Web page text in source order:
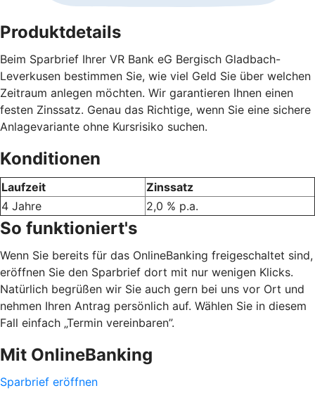
Produktdetails
Beim Sparbrief Ihrer VR Bank eG Bergisch Gladbach-
Leverkusen bestimmen Sie, wie viel Geld Sie über welchen
Zeitraum anlegen möchten. Wir garantieren Ihnen einen
festen Zinssatz. Genau das Richtige, wenn Sie eine sichere
Anlagevariante ohne Kursrisiko suchen.
Konditionen
Laufzeit
Zinssatz
4 Jahre
2,0 % p.a.
So funktioniert's
Wenn Sie bereits für das OnlineBanking freigeschaltet sind,
eröffnen Sie den Sparbrief dort mit nur wenigen Klicks.
Natürlich begrüßen wir Sie auch gern bei uns vor Ort und
nehmen Ihren Antrag persönlich auf. Wählen Sie in diesem
Fall einfach „Termin vereinbaren”.
Mit OnlineBanking
Sparbrief eröffnen